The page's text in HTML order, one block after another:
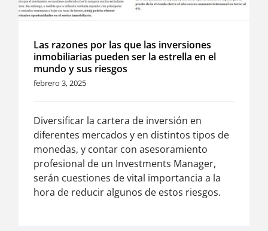
Las razones por las que las inversiones
inmobiliarias pueden ser la estrella en el
mundo y sus riesgos
febrero 3, 2025
Diversificar la cartera de inversión en
diferentes mercados y en distintos tipos de
monedas, y contar con asesoramiento
profesional de un Investments Manager,
serán cuestiones de vital importancia a la
hora de reducir algunos de estos riesgos.